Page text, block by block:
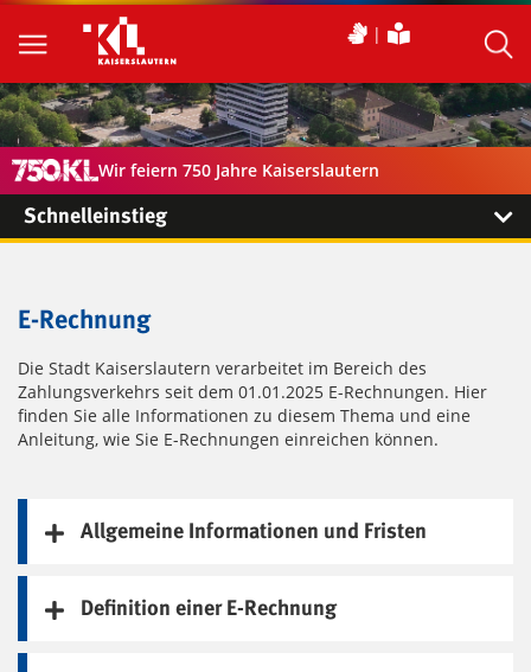
Wir feiern 750 Jahre Kaiserslautern
Schnelleinstieg
E-Rechnung
Die Stadt Kaiserslautern verarbeitet im Bereich des
Zahlungsverkehrs seit dem 01.01.2025 E-Rechnungen. Hier
finden Sie alle Informationen zu diesem Thema und eine
Anleitung, wie Sie E-Rechnungen einreichen können.
Allgemeine Informationen und Fristen
Definition einer E-Rechnung